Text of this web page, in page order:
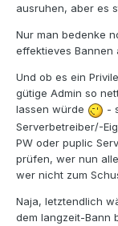
ausruhen, aber es
Nur man bedenke
effektieves Bannen
Und ob es ein
gütige Admin so
lassen würde
-
Serverbetreiber/-
PW oder puplic
prüfen, wer nun
wer nicht zum
Naja, letztendlich
dem langzeit-Bann